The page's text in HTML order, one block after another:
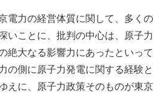
電力の経営体質に関して、多くの
いことに、批判の中心は、原子力
絶大なる影響力にあったといって
の側に原子力発電に関する経験と
えに、原子力政策そのものが東京